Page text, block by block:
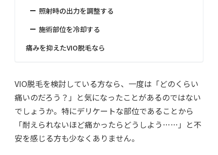
照射時の出力を調整する
施術部位を冷却する
痛みを抑えたVIO脱毛なら
VIO脱毛を検討している方なら、一度は「どのくらい
痛いのだろう？」と気になったことがあるのではない
でしょうか。特にデリケートな部位であることから
「耐えられないほど痛かったらどうしよう……」と不
安を感じる方も少なくありません。